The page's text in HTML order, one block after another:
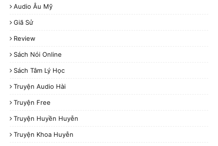
Audio Âu Mỹ
Giã Sử
Review
Sách Nói Online
Sách Tâm Lý Học
Truyện Audio Hài
Truyện Free
Truyện Huyền Huyễn
Truyện Khoa Huyễn